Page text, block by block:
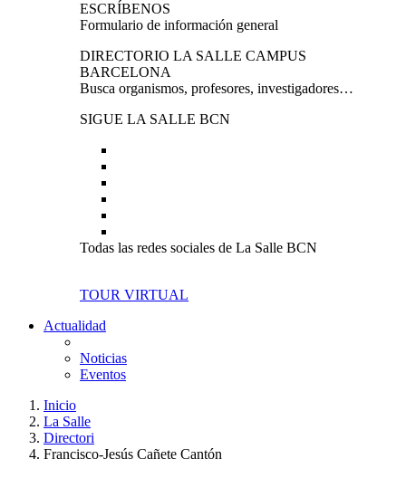
ESCRÍBENOS
Formulario de información general
DIRECTORIO LA SALLE CAMPUS
BARCELONA
Busca organismos, profesores, investigadores…
SIGUE LA SALLE BCN
Todas las redes sociales de La Salle BCN
TOUR VIRTUAL
Actualidad
Noticias
Eventos
Inicio
La Salle
Directori
Francisco-Jesús Cañete Cantón